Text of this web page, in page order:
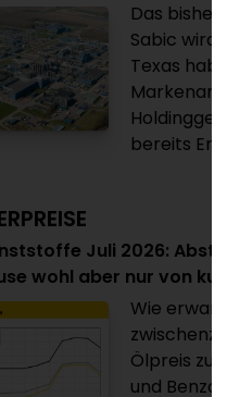
Das
Sabic wird
Texas
bereits
Juli 2026:
wohl aber nur von
Wie
Ölpreis
und